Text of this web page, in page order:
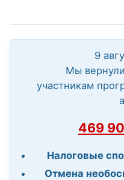
9
Мы
участникам
469
Налоговые
Отмена